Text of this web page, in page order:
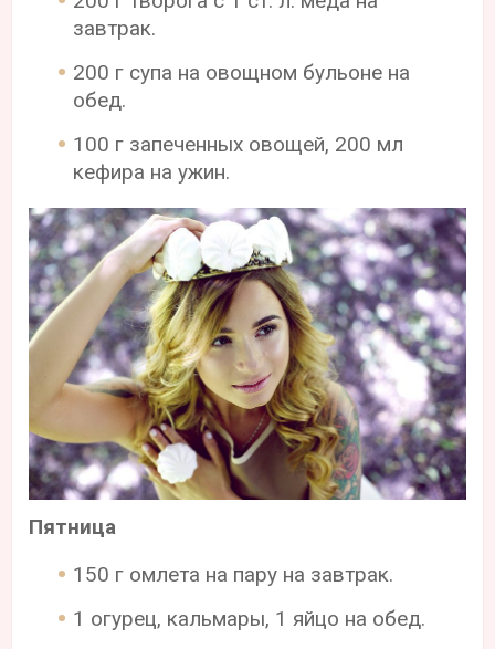
завтрак.
200 г супа на овощном бульоне на
обед.
100 г запеченных овощей, 200 мл
кефира на ужин.
Пятница
150 г омлета на пару на завтрак.
1 огурец, кальмары, 1 яйцо на обед.